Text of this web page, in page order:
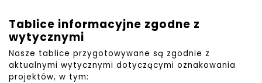
Tablice informacyjne zgodne z
wytycznymi
Nasze tablice przygotowywane są zgodnie z
aktualnymi wytycznymi dotyczącymi oznakowania
projektów, w tym: